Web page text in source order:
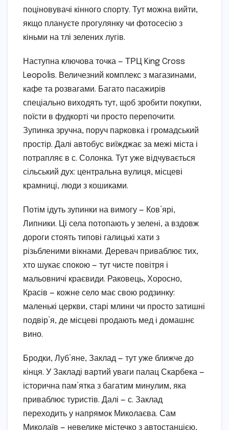
поціновувачі кінного спорту. Тут можна вийти,
якщо плануєте прогулянку чи фотосесію з
кіньми на тлі зелених лугів.
Наступна ключова точка — ТРЦ King Cross
Leopolis. Величезний комплекс з магазинами,
кафе та розвагами. Багато пасажирів
спеціально виходять тут, щоб зробити покупки,
поїсти в фудкорті чи просто перепочити.
Зупинка зручна, поруч парковка і громадський
простір. Далі автобус виїжджає за межі міста і
потрапляє в с. Солонка. Тут уже відчувається
сільський дух: центральна вулиця, місцеві
крамниці, люди з кошиками.
Потім ідуть зупинки на вимогу — Ков’ярі,
Липники. Ці села потопають у зелені, а вздовж
дороги стоять типові галицькі хати з
різьбленими вікнами. Деревач приваблює тих,
хто шукає спокою — тут чисте повітря і
мальовничі краєвиди. Раковець, Хоросно,
Красів — кожне село має свою родзинку:
маленькі церкви, старі млини чи просто затишні
подвір’я, де місцеві продають мед і домашнє
вино.
Бродки, Луб’яне, Заклад — тут уже ближче до
кінця. У Закладі вартий уваги палац Скарбека —
історична пам’ятка з багатим минулим, яка
приваблює туристів. Далі — с. Заклад
переходить у напрямок Миколаєва. Сам
Миколаїв — невелике містечко з автостанцією,